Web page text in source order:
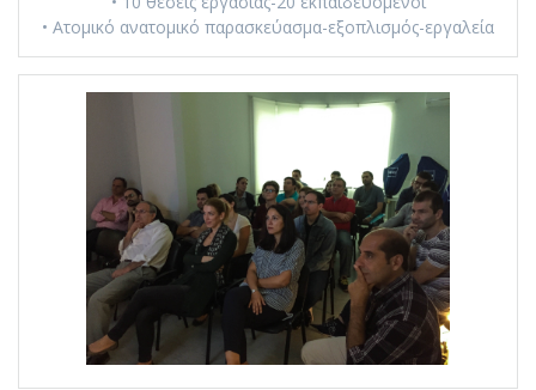
• Ατομικό ανατομικό παρασκεύασμα-εξοπλισμός-εργαλεία